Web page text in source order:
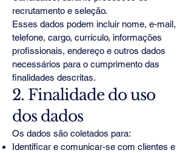
recrutamento e seleção.
Esses dados podem incluir nome, e-mail,
telefone, cargo, currículo, informações
profissionais, endereço e outros dados
necessários para o cumprimento das
finalidades descritas.
2. Finalidade do uso
dos dados
Os dados são coletados para:
Identificar e comunicar-se com clientes e